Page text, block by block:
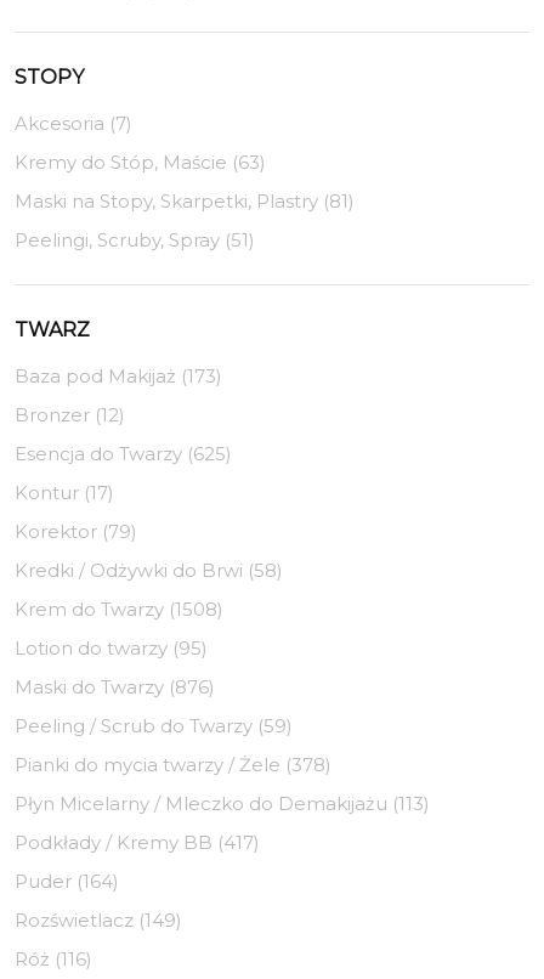
STOPY
Akcesoria (7)
Kremy do Stóp, Maście (63)
Maski na Stopy, Skarpetki, Plastry (81)
Peelingi, Scruby, Spray (51)
TWARZ
Baza pod Makijaż (173)
Bronzer (12)
Esencja do Twarzy (625)
Kontur (17)
Korektor (79)
Kredki / Odżywki do Brwi (58)
Krem do Twarzy (1508)
Lotion do twarzy (95)
Maski do Twarzy (876)
Peeling / Scrub do Twarzy (59)
Pianki do mycia twarzy / Żele (378)
Płyn Micelarny / Mleczko do Demakijażu (113)
Podkłady / Kremy BB (417)
Puder (164)
Rozświetlacz (149)
Róż (116)